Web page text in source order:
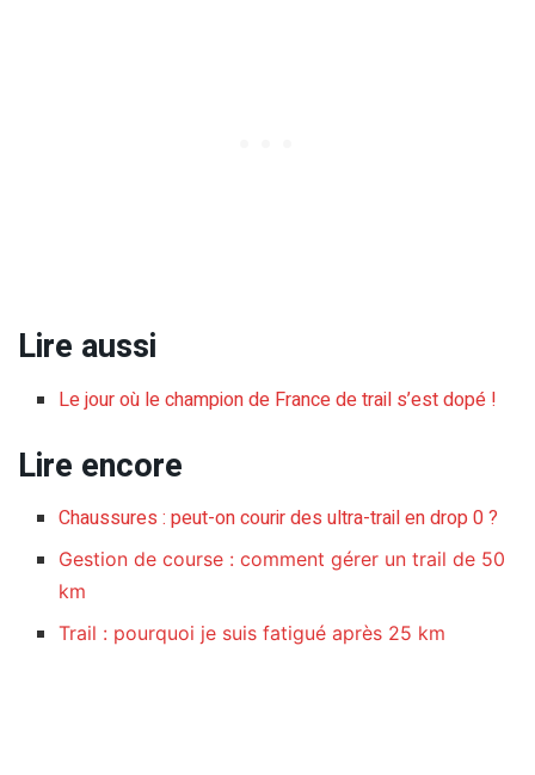
Lire aussi
Le jour où le champion de France de trail s’est dopé !
Lire encore
Chaussures : peut-on courir des ultra-trail en drop 0 ?
Gestion de course : comment gérer un trail de 50
km
Trail : pourquoi je suis fatigué après 25 km